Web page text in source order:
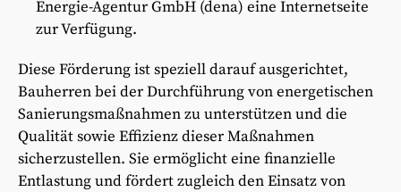
Energie-Agentur GmbH (dena) eine Internetseite
zur Verfügung.
Diese Förderung ist speziell darauf ausgerichtet,
Bauherren bei der Durchführung von energetischen
Sanierungsmaßnahmen zu unterstützen und die
Qualität sowie Effizienz dieser Maßnahmen
sicherzustellen. Sie ermöglicht eine finanzielle
Entlastung und fördert zugleich den Einsatz von